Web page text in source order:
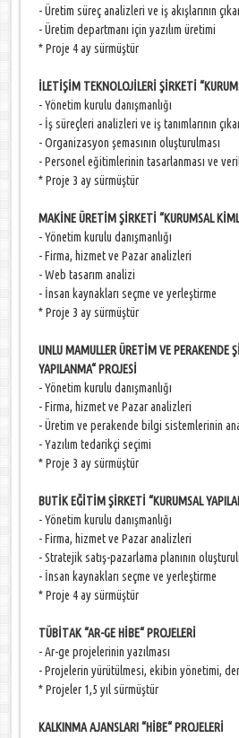
- Üretim süreç analizleri ve iş akışlarının
- Üretim departmanı için yazılım üretimi
* Proje 4 ay sürmüştür
İLETİŞİM TEKNOLOJİLERİ ŞİRKETİ
- Yönetim kurulu danışmanlığı
- İş süreçleri analizleri ve iş tanımlarının
- Organizasyon şemasının oluşturulması
- Personel eğitimlerinin tasarlanması ve
* Proje 3 ay sürmüştür
MAKİNE ÜRETİM ŞİRKETİ “KURUMSAL
- Yönetim kurulu danışmanlığı
- Firma, hizmet ve Pazar analizleri
- Web tasarım analizi
- İnsan kaynakları seçme ve yerleştirme
* Proje 3 ay sürmüştür
UNLU MAMULLER ÜRETİM VE PERAKENDE
YAPILANMA“ PROJESİ
- Yönetim kurulu danışmanlığı
- Firma, hizmet ve Pazar analizleri
- Üretim ve perakende bilgi sistemlerinin
- Yazılım tedarikçi seçimi
* Proje 3 ay sürmüştür
BUTİK EĞİTİM ŞİRKETİ “KURUMSAL
- Yönetim kurulu danışmanlığı
- Firma, hizmet ve Pazar analizleri
- Stratejik satış-pazarlama planının
- İnsan kaynakları seçme ve yerleştirme
* Proje 4 ay sürmüştür
TÜBİTAK “AR-GE HİBE“ PROJELERİ
- Ar-ge projelerinin yazılması
- Projelerin yürütülmesi, ekibin yönetimi,
* Projeler 1,5 yıl sürmüştür
KALKINMA AJANSLARI “HİBE“ PROJELERİ